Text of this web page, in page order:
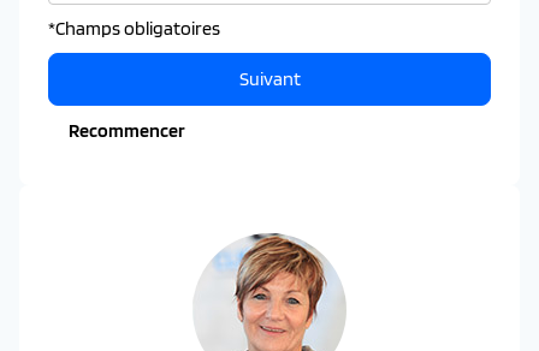
*Champs obligatoires
Recommencer
Suivant